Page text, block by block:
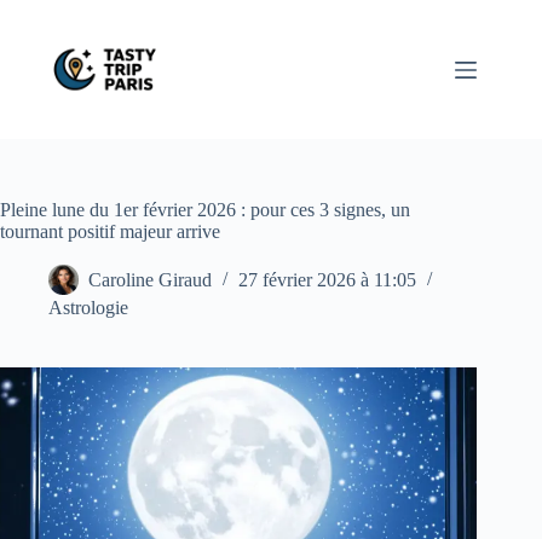
contenu
Pleine lune du 1er février 2026 : pour ces 3 signes, un
tournant positif majeur arrive
Caroline Giraud
27 février 2026 à 11:05
Astrologie